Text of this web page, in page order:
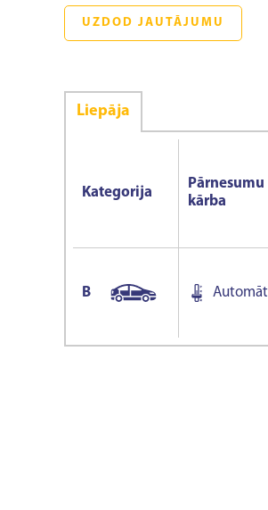
UZDOD JAUTĀJUMU
Liepāja
Kategorija
Pārnesumu
kārba
B